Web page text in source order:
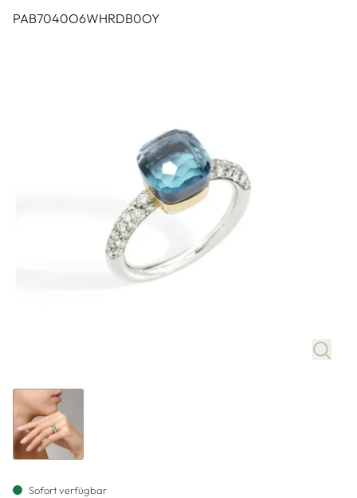
PAB7040O6WHRDB0OY
Sofort verfügbar